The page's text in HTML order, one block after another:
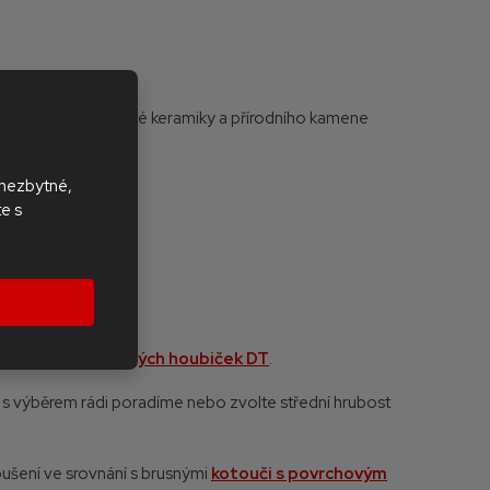
s
neglazované keramiky a přírodního kamene
kamene
diamantových houbiček DT.
s výběrem rádi poradíme nebo zvolte střední hrubost
ve srovnání s brusnými kotouči s povrchovým